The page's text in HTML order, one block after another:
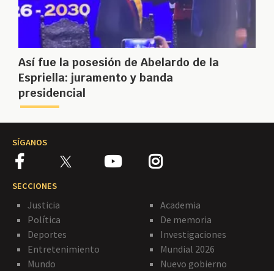
Así fue la posesión de Abelardo de la
Espriella: juramento y banda
presidencial
SÍGANOS
SECCIONES
Justicia
Política
Deportes
Entretenimiento
Mundo
Academia
De memoria
Investigaciones
Mundial 2026
Nuevo gobierno